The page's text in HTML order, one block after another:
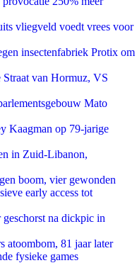
vliegveld voedt vrees voor
insectenfabriek Protix om
Straat van Hormuz, VS
Mato
Kaagman op 79-jarige
in Zuid-Libanon,
boom, vier gewonden
early access tot
na dickpic in
atoombom, 81 jaar later
fysieke games